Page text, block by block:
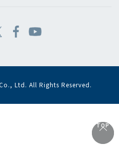
TOP
TOP
Ltd. All Rights Reserved.